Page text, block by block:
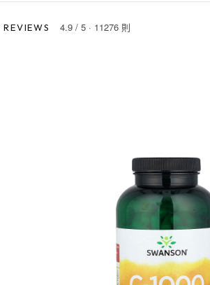
REVIEWS 4.9/ 5· 11276 則